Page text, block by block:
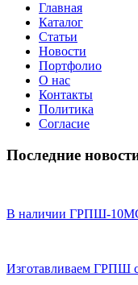
Главная
Каталог
Статьи
Новости
Портфолио
О нас
Контакты
Политика
Согласие
Последние
В наличии ГРПШ-
Изготавливаем ГРПШ